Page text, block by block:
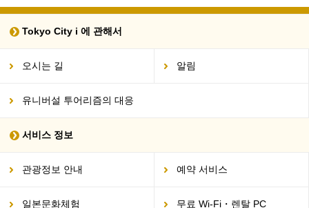
Tokyo City i 에 관해서
오시는 길 알림
유니버설 투어리즘의 대응
서비스 정보
관광정보 안내 예약 서비스
일본문화체험 무료 Wi-Fi・렌탈 PC